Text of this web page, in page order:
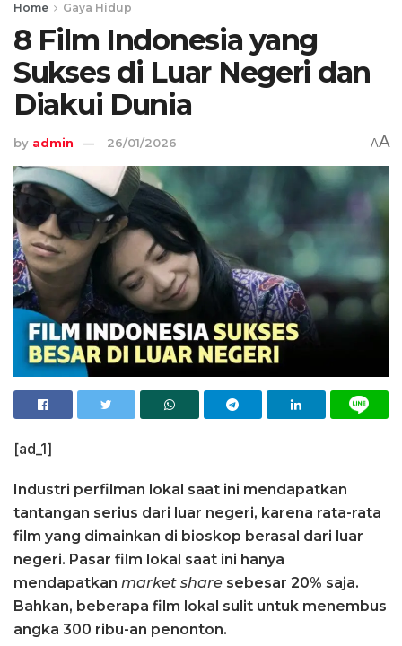
Home Gaya Hidup
8 Film Indonesia yang
Sukses di Luar Negeri dan
Diakui Dunia
by admin 26/01/2026 AA
[ad_1]
Industri perfilman lokal saat ini mendapatkan
tantangan serius dari luar negeri, karena rata-rata
film yang dimainkan di bioskop berasal dari luar
negeri. Pasar film lokal saat ini hanya
mendapatkan market share sebesar 20% saja.
Bahkan, beberapa film lokal sulit untuk menembus
angka 300 ribu-an penonton.